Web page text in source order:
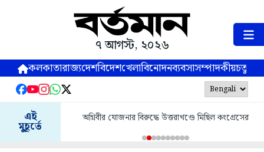
৭ আগস্ট, ২০২৬
কলকাতারাজ্যদেশবিদেশখেলাবিনোদনব্যবসাসম্পাদকীয়
এই
মুহূর্তে
অগ্নিবীর যোজনার বিরুদ্ধে উত্তরাখণ্ডে মিছিল কংগ্রেসের